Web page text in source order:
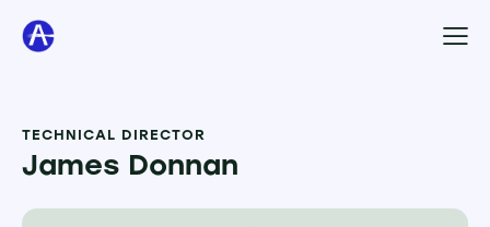
TECHNICAL DIRECTOR
James Donnan